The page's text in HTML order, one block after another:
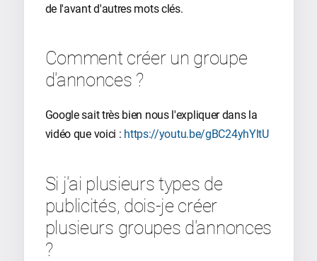
de l'avant d'autres mots clés.
Comment créer un groupe
d'annonces ?
Google sait très bien nous l'expliquer dans la
vidéo que voici : https://youtu.be/gBC24yhYltU
Si j'ai plusieurs types de
publicités, dois-je créer
plusieurs groupes d'annonces
?